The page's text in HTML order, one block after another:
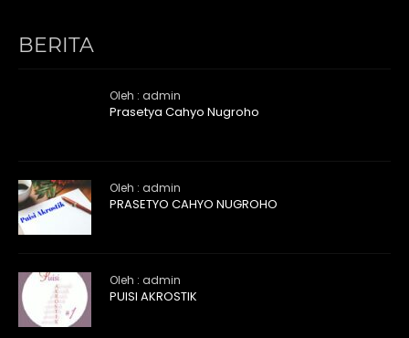
BERITA
Oleh : admin
Prasetya Cahyo Nugroho
Oleh : admin
PRASETYO CAHYO NUGROHO
Oleh : admin
PUISI AKROSTIK